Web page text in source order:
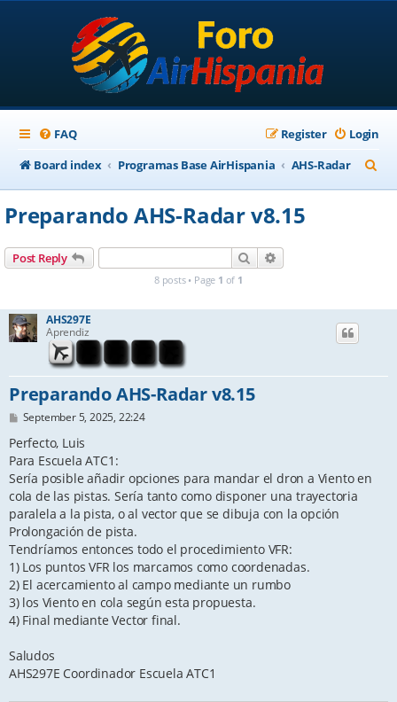
FAQ Login
Register
Board index
Programas Base AirHispania AHS-Radar
e
Preparando AHS-Radar v8.15
Post Reply Search
8 posts • Page 1 of 1
AHS297E
Aprendiz
Preparando AHS-Radar v8.15
P
s
September 5, 2025, 22:24
Perfecto, Luis
Para Escuela ATC1:
Sería posible añadir opciones para mandar el dron a Viento en
cola de las pistas. Sería tanto como disponer una trayectoria
paralela a la pista, o al vector que se dibuja con la opción
Prolongación de pista.
Tendríamos entonces todo el procedimiento VFR:
1) Los puntos VFR los marcamos como coordenadas.
2) El acercamiento al campo mediante un rumbo
3) los Viento en cola según esta propuesta.
4) Final mediante Vector final.
Saludos
AHS297E Coordinador Escuela ATC1